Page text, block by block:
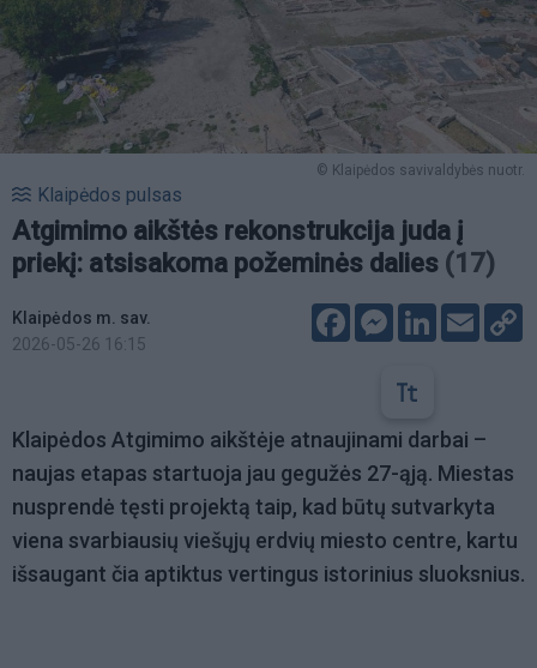
© Klaipėdos savivaldybės nuotr.
Klaipėdos pulsas
Atgimimo aikštės rekonstrukcija juda į
priekį: atsisakoma požeminės dalies (17)
Klaipėdos m. sav.
2026-05-26 16:15
FacebookMessenger
LinkedIn
Email
Klaipėdos Atgimimo aikštėje atnaujinami darbai –
naujas etapas startuoja jau gegužės 27-ąją. Miestas
nusprendė tęsti projektą taip, kad būtų sutvarkyta
viena svarbiausių viešųjų erdvių miesto centre, kartu
išsaugant čia aptiktus vertingus istorinius sluoksnius.